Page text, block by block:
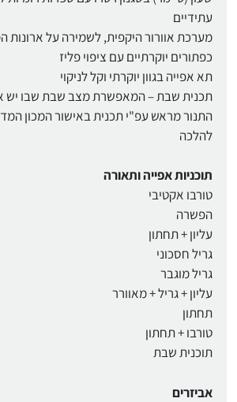
עתידיים
מערכת אוורור היקפית, לשמירה על ארונות
כפתורים יוקרתיים עם ציפוי פליז
תא אפייה בגוון יוקרתי וקל לניקוי
תכנית שבת – המאפשרת מצב שבת שבו יש
התנור מראש עפ"י תכנית באישור המכון
להלכה
תוכניות אפייה ותאורה
טורבו אקטיבי
הפשרה
עליון + תחתון
גריל חסכוני
גריל מוגבר
עליון + גריל + מאוורר
תחתון
טורבו + תחתון
תוכנית שבת
אביזרים